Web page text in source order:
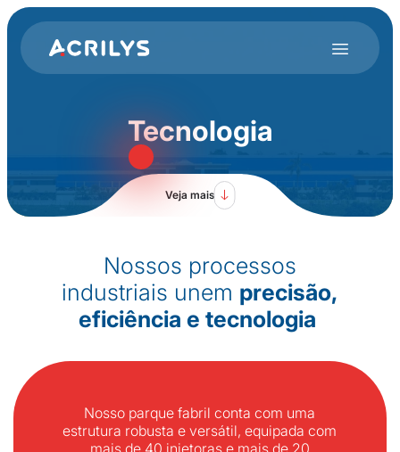
Tecnologia
Veja mais
Nossos processos
industriais unem precisão,
eficiência e tecnologia
Nosso parque fabril conta com uma
estrutura robusta e versátil, equipada com
mais de 40 injetoras e mais de 20